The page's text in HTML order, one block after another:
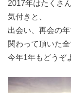
2017年はたくさん
気付きと、
出会い、再会の
関わって頂いた
今年1年もどうぞ